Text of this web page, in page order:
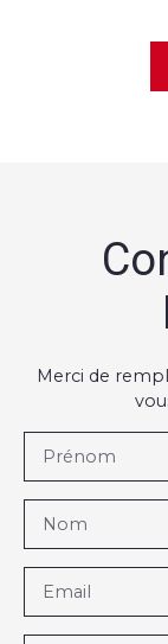
Merci de
Prénom
Nom
Email